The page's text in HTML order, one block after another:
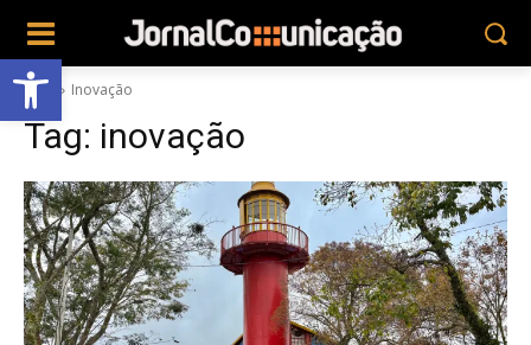
Abrir a barra de ferramentas
Tags Inovação
Tag: inovação